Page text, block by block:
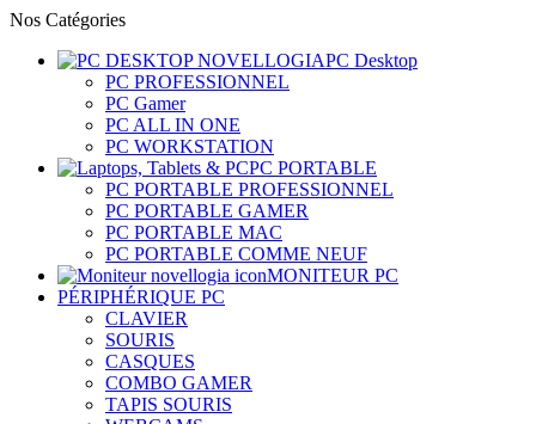
Nos Catégories
PC Desktop
PC PROFESSIONNEL
PC Gamer
PC ALL IN ONE
PC WORKSTATION
PC PORTABLE
PC PORTABLE PROFESSIONNEL
PC PORTABLE GAMER
PC PORTABLE MAC
PC PORTABLE COMME NEUF
MONITEUR PC
PÉRIPHÉRIQUE PC
CLAVIER
SOURIS
CASQUES
COMBO GAMER
TAPIS SOURIS